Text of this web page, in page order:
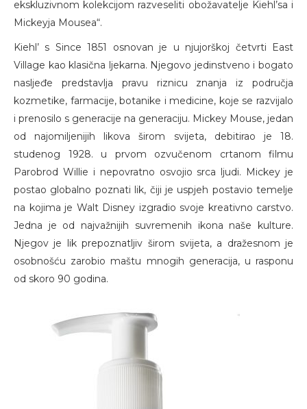
ekskluzivnom kolekcijom razveseliti obožavatelje Kiehl’sa i
Mickeyja Mousea“.
Kiehl’ s Since 1851 osnovan je u njujorškoj četvrti East
Village kao klasična ljekarna. Njegovo jedinstveno i bogato
nasljeđe predstavlja pravu riznicu znanja iz područja
kozmetike, farmacije, botanike i medicine, koje se razvijalo
i prenosilo s generacije na generaciju. Mickey Mouse, jedan
od najomiljenijih likova širom svijeta, debitirao je 18.
studenog 1928. u prvom ozvučenom crtanom filmu
Parobrod Willie i nepovratno osvojio srca ljudi. Mickey je
postao globalno poznati lik, čiji je uspjeh postavio temelje
na kojima je Walt Disney izgradio svoje kreativno carstvo.
Jedna je od najvažnijih suvremenih ikona naše kulture.
Njegov je lik prepoznatljiv širom svijeta, a dražesnom je
osobnošću zarobio maštu mnogih generacija, u rasponu
od skoro 90 godina.